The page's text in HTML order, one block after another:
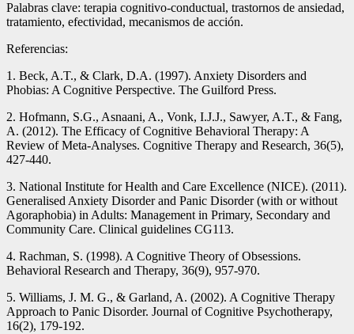
Palabras clave: terapia cognitivo-conductual, trastornos de ansiedad,
tratamiento, efectividad, mecanismos de acción.
Referencias:
1. Beck, A.T., & Clark, D.A. (1997). Anxiety Disorders and
Phobias: A Cognitive Perspective. The Guilford Press.
2. Hofmann, S.G., Asnaani, A., Vonk, I.J.J., Sawyer, A.T., & Fang,
A. (2012). The Efficacy of Cognitive Behavioral Therapy: A
Review of Meta-Analyses. Cognitive Therapy and Research, 36(5),
427-440.
3. National Institute for Health and Care Excellence (NICE). (2011).
Generalised Anxiety Disorder and Panic Disorder (with or without
Agoraphobia) in Adults: Management in Primary, Secondary and
Community Care. Clinical guidelines CG113.
4. Rachman, S. (1998). A Cognitive Theory of Obsessions.
Behavioral Research and Therapy, 36(9), 957-970.
5. Williams, J. M. G., & Garland, A. (2002). A Cognitive Therapy
Approach to Panic Disorder. Journal of Cognitive Psychotherapy,
16(2), 179-192.